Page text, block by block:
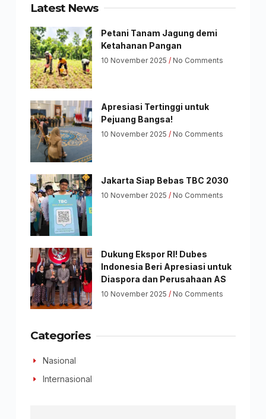
Latest News
Petani Tanam Jagung demi
Ketahanan Pangan
10 November 2025 No Comments
Apresiasi Tertinggi untuk
Pejuang Bangsa!
10 November 2025 No Comments
Jakarta Siap Bebas TBC 2030
10 November 2025 No Comments
Dukung Ekspor RI! Dubes
Indonesia Beri Apresiasi untuk
Diaspora dan Perusahaan AS
10 November 2025 No Comments
Categories
Nasional
Internasional